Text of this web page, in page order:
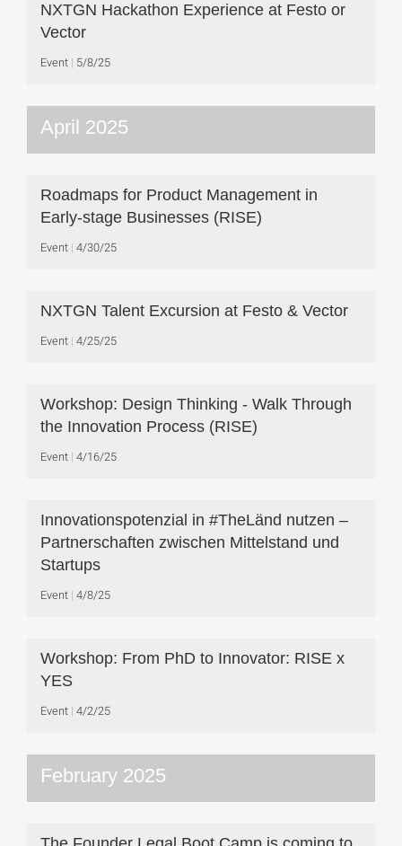
NXTGN Hackathon Experience at Festo or
Vector
Event 5/8/25
April 2025
Roadmaps for Product Management in
Early-stage Businesses (RISE)
Event 4/30/25
NXTGN Talent Excursion at Festo & Vector
Event 4/25/25
Workshop: Design Thinking - Walk Through
the Innovation Process (RISE)
Event 4/16/25
Innovationspotenzial in #TheLänd nutzen –
Partnerschaften zwischen Mittelstand und
Startups
Event 4/8/25
Workshop: From PhD to Innovator: RISE x
YES
Event 4/2/25
February 2025